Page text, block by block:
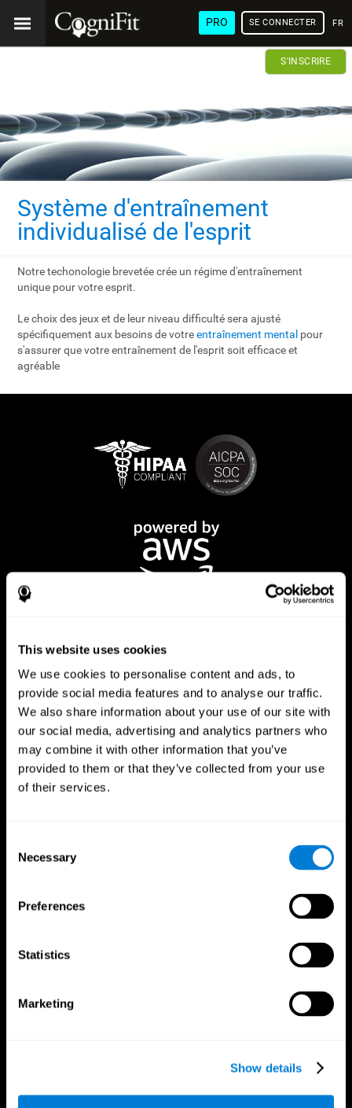
This website uses cookies
We use cookies to personalise content and ads, to
provide social media features and to analyse our traffic.
We also share information about your use of our site with
our social media, advertising and analytics partners who
may combine it with other information that you’ve
provided to them or that they’ve collected from your use
of their services.
Selection
Necessary
Preferences
Statistics
Marketing
Show details
PRO SE CONNECTER
S'INSCRIRE
Système d'entraînement
individualisé de l'esprit
Notre techonologie brevetée crée un régime d'entraînement
unique pour votre esprit.
Le choix des jeux et de leur niveau difficulté sera ajusté
spécifiquement aux besoins de votreentraînement mental pour
s'assurer que votre entraînement de l'esprit soit efficace et
agréable
App CogniFit
Votre Cerveau
Les parties du cerveau
Functions cérébrales
Jeux d'ordinateur
Adultes en bonne santé
Personnes âgées en bonne santé
(iTV)